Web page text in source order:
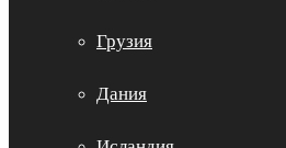
Грузия
Дания